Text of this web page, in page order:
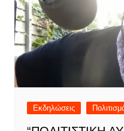
Εκδηλώσεις